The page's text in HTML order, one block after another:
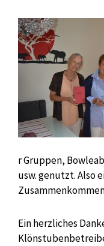
r Gruppen,
usw. genutzt. Also
Ein herzliches